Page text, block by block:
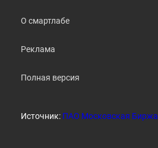
О смартлабе
Реклама
Полная версия
Источник: ПАО Московская Биржа